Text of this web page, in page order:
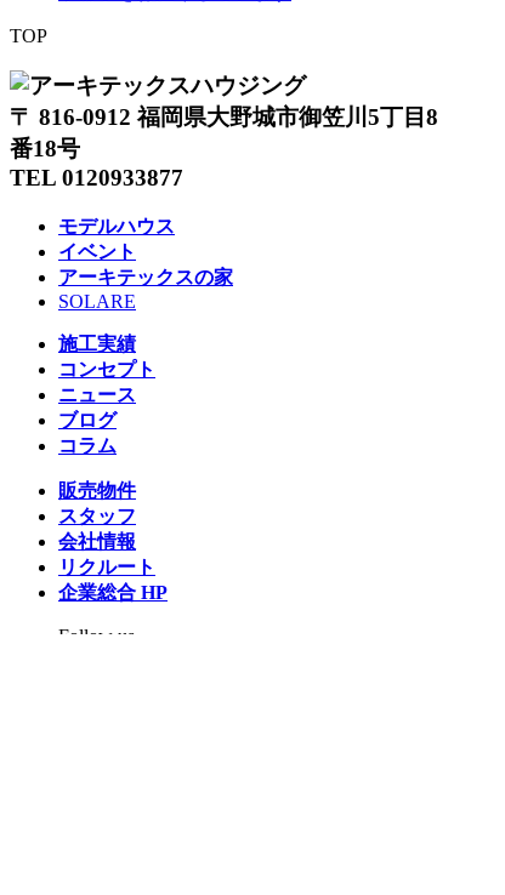
TOP
〒 816-0912 福岡県大野城市御笠川5丁目8
番18号
TEL 0120933877
モデルハウス
イベント
アーキテックスの家
SOLARE
施工実績
コンセプト
ニュース
ブログ
コラム
販売物件
スタッフ
会社情報
リクルート
企業総合 HP
Follow us